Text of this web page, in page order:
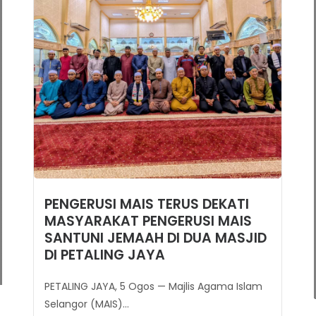
TERUS DEKATI MASYARAKAT
Pengerusi MAIS Santuni Jemaah
di Dua Masjid Di Petaling Jaya
Selangor (MAIS)...
Berita Penuh